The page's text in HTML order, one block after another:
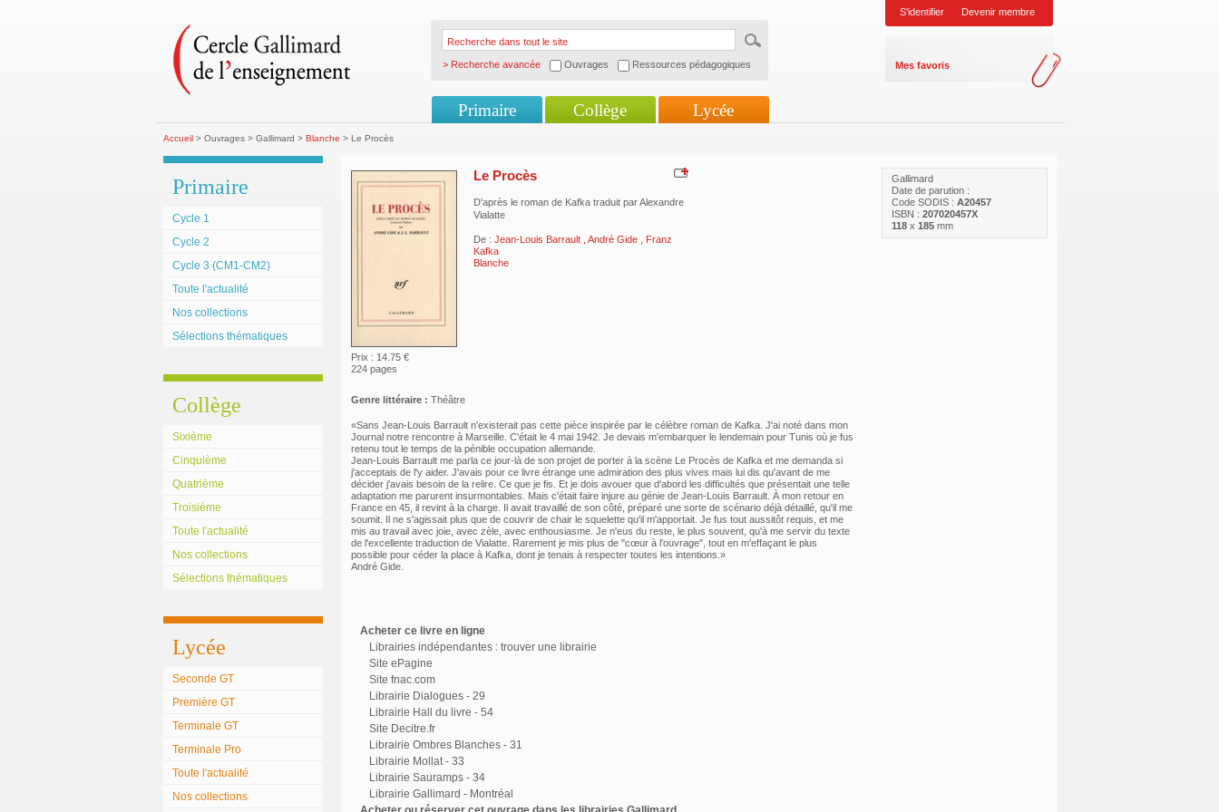
> Recherche avancée Ouvrages Ressources pédagogiques
S'identifier Devenir membre
Mes favoris
Primaire Collège Lycée
Accueil> Ouvrages > Gallimard > Blanche > Le Procès
Primaire
Cycle 1
Cycle 2
Cycle 3 (CM1-CM2)
Toute l'actualité
Nos collections
Sélections thématiques
Collège
Sixième
Cinquième
Quatrième
Troisième
Toute l'actualité
Nos collections
Sélections thématiques
Lycée
Seconde GT
Première GT
Terminale GT
Terminale Pro
Toute l'actualité
Nos collections
Gallimard
Date de parution :
Code SODIS : A20457
ISBN : 207020457X
118x 185mm
Prix : 14.75 €
224 pages
Le Procès
D'après le roman de Kafka traduit par Alexandre
Vialatte
De : Jean-Louis Barrault André Gide
Franz
Kafka
Blanche
Genre littéraire : Théâtre
«Sans Jean-Louis Barrault n'existerait pas cette pièce inspirée par le célèbre roman de Kafka. J'ai noté dans mon
Journal notre rencontre à Marseille. C'était le 4 mai 1942. Je devais m'embarquer le lendemain pour Tunis où je fus
retenu tout le temps de la pénible occupation allemande.
Jean-Louis Barrault me parla ce jour-là de son projet de porter à la scène Le Procès de Kafka et me demanda si
j'acceptais de l'y aider. J'avais pour ce livre étrange une admiration des plus vives mais lui dis qu'avant de me
décider j'avais besoin de la relire. Ce que je fis. Et je dois avouer que d'abord les difficultés que présentait une telle
adaptation me parurent insurmontables. Mais c'était faire injure au génie de Jean-Louis Barrault. À mon retour en
France en 45, il revint à la charge. Il avait travaillé de son côté, préparé une sorte de scénario déjà détaillé, qu'il me
soumit. Il ne s'agissait plus que de couvrir de chair le squelette qu'il m'apportait. Je fus tout aussitôt requis, et me
mis au travail avec joie, avec zèle, avec enthousiasme. Je n'eus du reste, le plus souvent, qu'à me servir du texte
de l'excellente traduction de Vialatte. Rarement je mis plus de "cœur à l'ouvrage", tout en m'effaçant le plus
possible pour céder la place à Kafka, dont je tenais à respecter toutes les intentions.»
André Gide.
Acheter ce livre en ligne
Librairies indépendantes : trouver une librairie
Site ePagine
Site fnac.com
Librairie Dialogues - 29
Librairie Hall du livre - 54
Site Decitre.fr
Librairie Ombres Blanches - 31
Librairie Mollat - 33
Librairie Sauramps - 34
Librairie Gallimard - Montréal